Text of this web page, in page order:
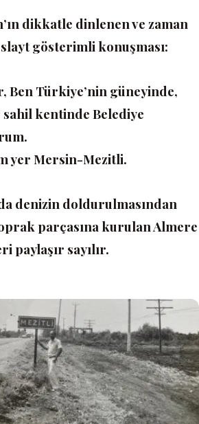
dikkatle dinlenen ve zaman
gösterimli konuşması:
Ben Türkiye’nin güneyinde,
sahil kentinde Belediye
yer Mersin-Mezitli.
denizin doldurulmasından
parçasına kurulan Almere
paylaşır sayılır.